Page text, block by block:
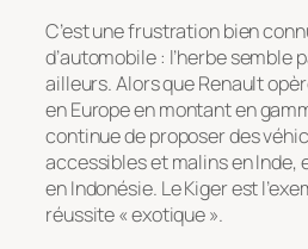
C’est une frustration bien
d’automobile : l’herbe semble
ailleurs. Alors que Renault
en Europe en montant en
continue de proposer des
accessibles et malins en Inde,
en Indonésie. Le Kiger est
réussite « exotique ».